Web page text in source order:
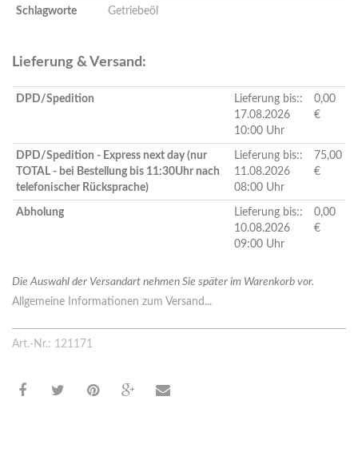
Schlagworte Getriebeöl
Lieferung & Versand:
DPD/Spedition
Lieferung bis::
17.08.2026
10:00 Uhr
0,00
€
DPD/Spedition - Express next day (nur
TOTAL - bei Bestellung bis 11:30Uhr nach
telefonischer Rücksprache)
Lieferung bis::
11.08.2026
08:00 Uhr
75,00
€
Abholung
Lieferung bis::
10.08.2026
09:00 Uhr
0,00
€
Die Auswahl der Versandart nehmen Sie später im Warenkorb vor.
Allgemeine Informationen zum Versand...
Art.-Nr.: 121171